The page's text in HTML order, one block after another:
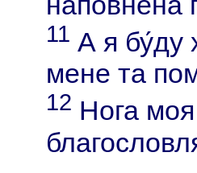
11 А я бу́ду
мене та
12 Нога